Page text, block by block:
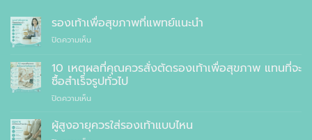
รองเท้าเพื่อสุขภาพที่แพทย์แนะนำ
ปิดความเห็นบน
เพื่อ
สุขภาพ
ที่
แพทย์
10 เหตุผลที่คุณควรสั่งตัดรองเท้าเพื่อสุขภาพ แทนที่จะ
ซื้อสำเร็จรูปทั่วไป
ปิดความเห็นบน
เหตุผล
ผู้สูงอายุควรใส่รองเท้าแบบไหน